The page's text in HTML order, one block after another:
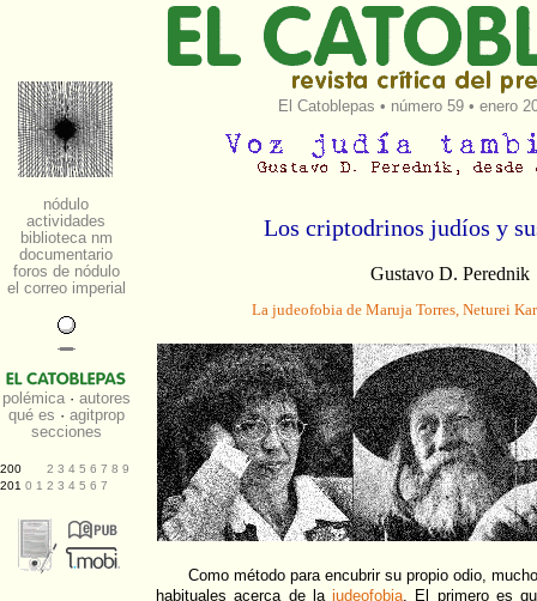
El Catoblepas • número 59 • enero
Los criptodrinos judíos y
Gustavo D. Perednik
La judeofobia de Maruja Torres, Neturei
Como método para encubrir su propio odio,
habituales acerca de lajudeofobia. El primero es